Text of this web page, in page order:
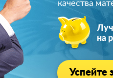
качества
на
Успейте